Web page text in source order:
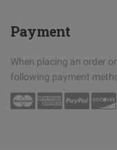
Payment
When placing an order
following payment